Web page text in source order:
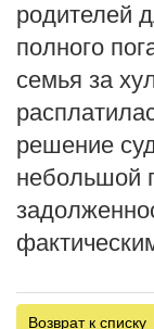
родителей
полного
семья за
решение
небольшой
Возврат к списку